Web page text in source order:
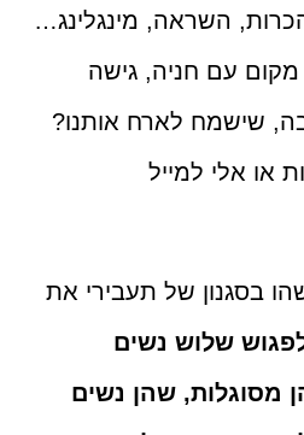
השראה, מינגלינג…
עם חניה, גישה
שישמח לארח אותנו?
או אלי למייל
בסגנון של תעבירי את
שלוש נשים
מסוגלות, שהן נשים